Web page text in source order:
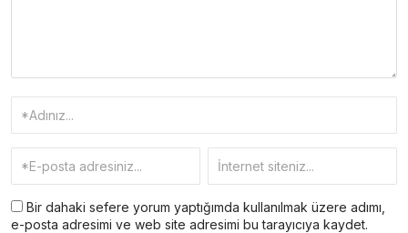
Bir dahaki sefere yorum yaptığımda kullanılmak üzere adımı,
e-posta adresimi ve web site adresimi bu tarayıcıya kaydet.